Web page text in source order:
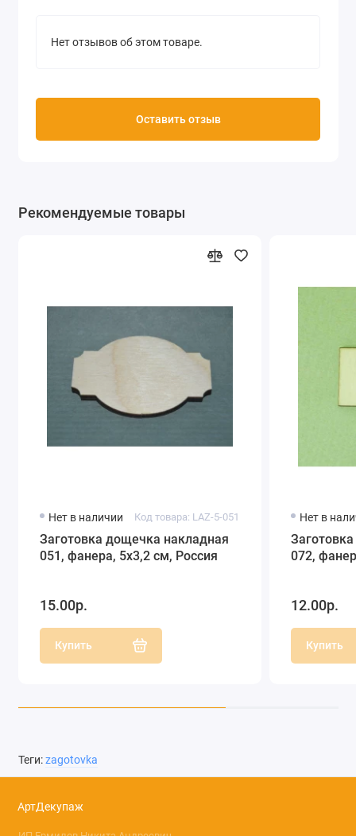
Нет отзывов об этом товаре.
Оставить отзыв
Рекомендуемые товары
Нет в наличии Код товара: LAZ-5-051
Заготовка дощечка накладная
051, фанера, 5х3,2 см, Россия
15.00р.
Купить
Нет в
072,
12.00р.
Купить
Теги:zagotovka
АртДекупаж